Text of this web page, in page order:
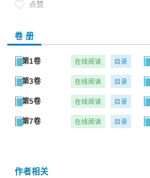
点赞
卷 册
第1卷 在线阅读 目录
第3卷 在线阅读 目录
第5卷 在线阅读 目录
第7卷 在线阅读 目录
作者相关